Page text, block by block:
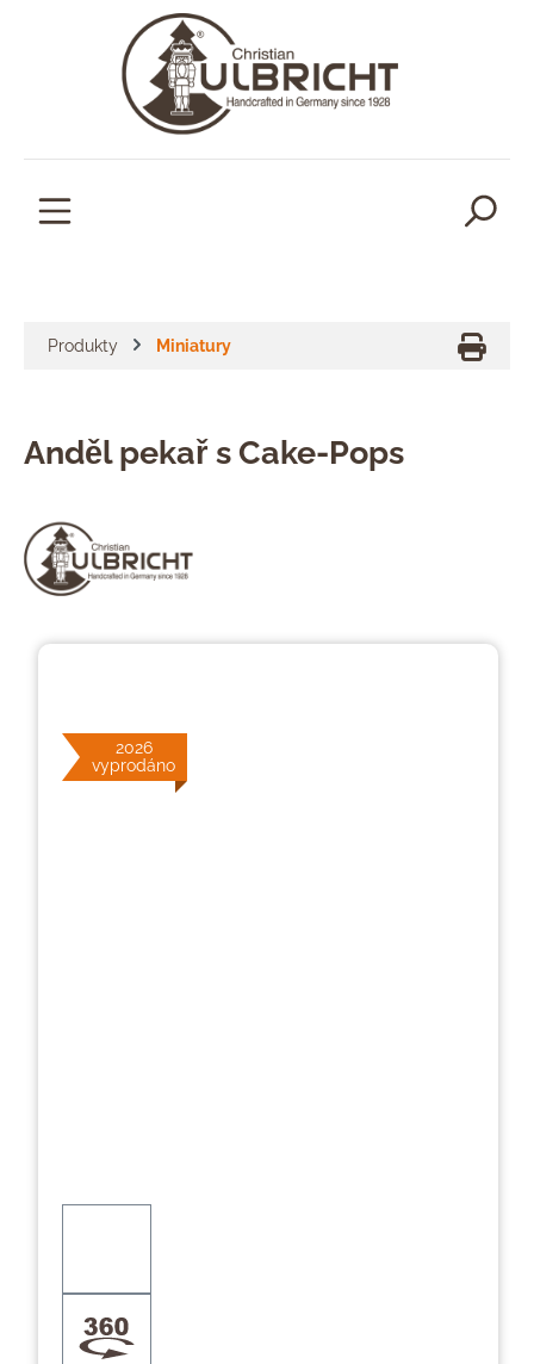
Produkty Miniatury
Anděl pekař s Cake-Pops
2026
vyprodáno